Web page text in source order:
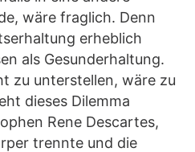
wäre fraglich. Denn
erheblich
als Gesunderhaltung.
zu unterstellen, wäre zu
dieses Dilemma
Rene Descartes,
trennte und die